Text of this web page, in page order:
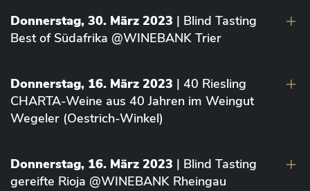
Donnerstag, 30. März 2023 | Blind Tasting
Best of Südafrika @WINEBANK Trier
Donnerstag, 16. März 2023 | 40 Riesling
CHARTA-Weine aus 40 Jahren im Weingut
Wegeler (Oestrich-Winkel)
Donnerstag, 16. März 2023 | Blind Tasting
gereifte Rioja @WINEBANK Rheingau